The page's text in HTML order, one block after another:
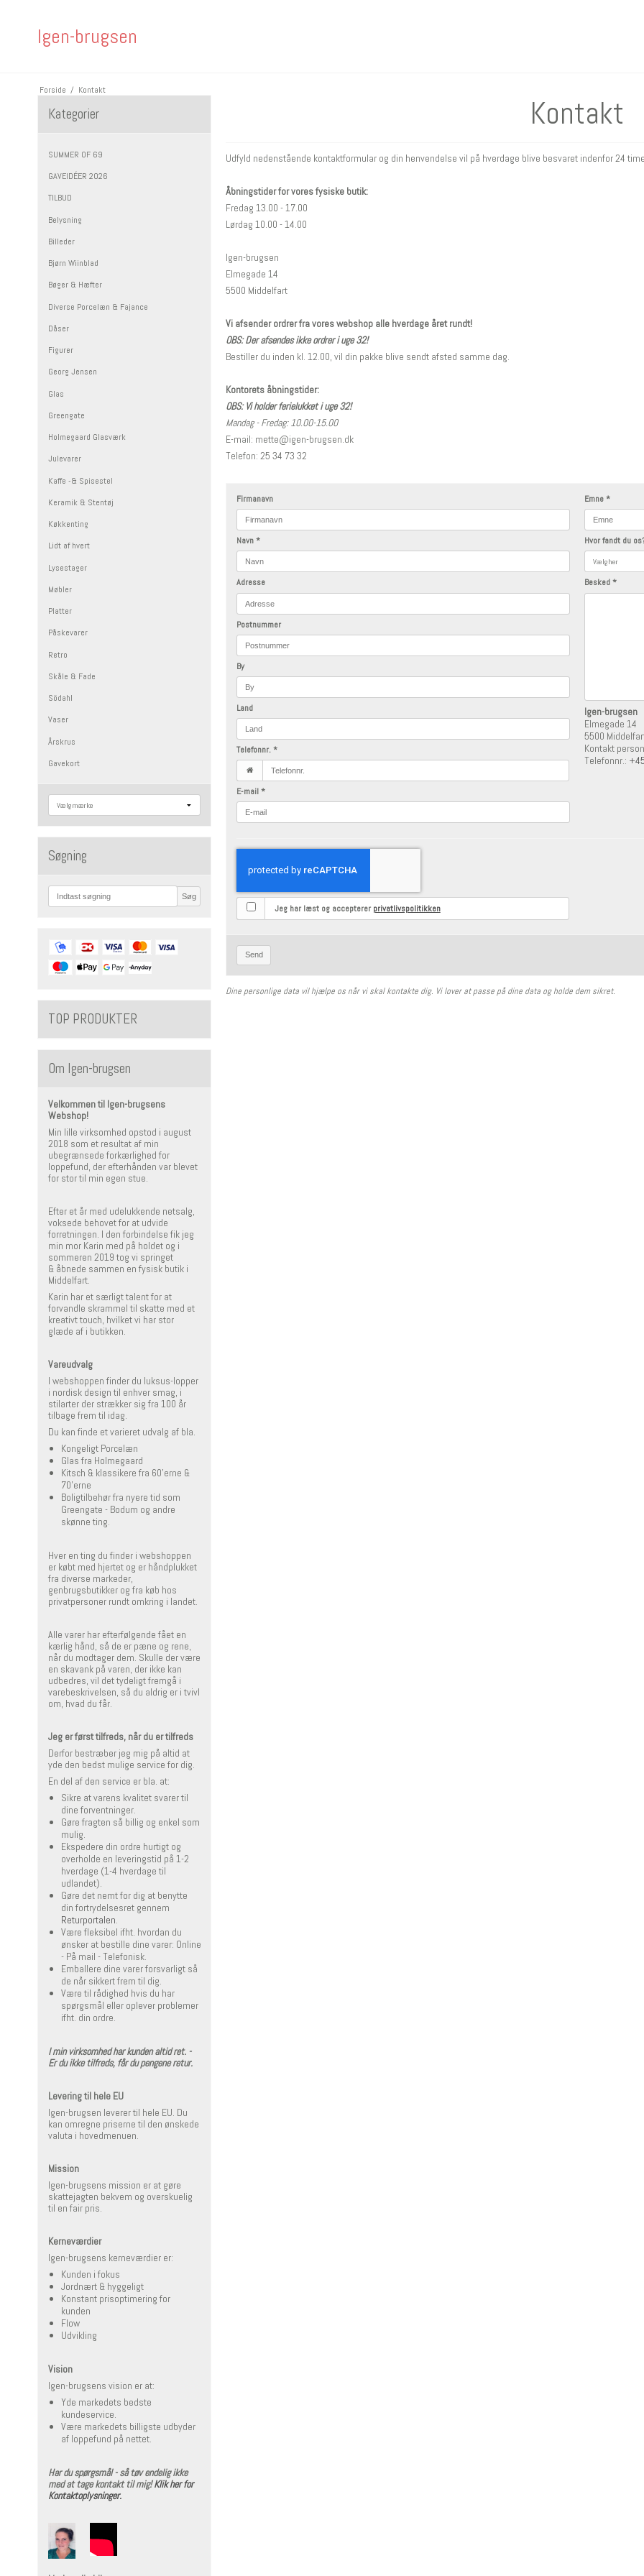
Igen-brugsen
Forside / Kontakt
Kategorier
SUMMER OF 69
GAVEIDÉER 2026
TILBUD
Belysning
Billeder
Bjørn Wiinblad
Bøger & Hæfter
Diverse Porcelæn & Fajance
Dåser
Figurer
Georg Jensen
Glas
Greengate
Holmegaard Glasværk
Julevarer
Kaffe -& Spisestel
Keramik & Stentøj
Køkkenting
Lidt af hvert
Lysestager
Møbler
Platter
Påskevarer
Retro
Skåle & Fade
Södahl
Vaser
Årskrus
Gavekort
Søgning
Søg
TOP PRODUKTER
Om Igen-brugsen
Velkommen til Igen-brugsens
Webshop!
Min lille virksomhed opstod i august
2018 som et resultat af min
ubegrænsede forkærlighed for
loppefund, der efterhånden var blevet
for stor til min egen stue.
Efter et år med udelukkende netsalg,
voksede behovet for at udvide
forretningen. I den forbindelse fik jeg
min mor Karin med på holdet og i
sommeren 2019 tog vi springet
& åbnede sammen en fysisk butik i
Middelfart.
Karin har et særligt talent for at
forvandle skrammel til skatte med et
kreativt touch, hvilket vi har stor
glæde af i butikken.
Vareudvalg
I webshoppen finder du luksus-lopper
i nordisk design til enhver smag, i
stilarter der strækker sig fra 100 år
tilbage frem til idag.
Du kan finde et varieret udvalg af bla.
Kongeligt Porcelæn
Glas fra Holmegaard
Kitsch & klassikere fra 60'erne &
70'erne
Boligtilbehør fra nyere tid som
Greengate - Bodum og andre
skønne ting.
Hver en ting du finder i webshoppen
er købt med hjertet og er håndplukket
fra diverse markeder,
genbrugsbutikker og fra køb hos
privatpersoner rundt omkring i landet.
Alle varer har efterfølgende fået en
kærlig hånd, så de er pæne og rene,
når du modtager dem. Skulle der være
en skavank på varen, der ikke kan
udbedres, vil det tydeligt fremgå i
varebeskrivelsen, så du aldrig er i tvivl
om, hvad du får.
Jeg er først tilfreds, når du er tilfreds
Derfor bestræber jeg mig på altid at
yde den bedst mulige service for dig.
En del af den service er bla. at:
Sikre at varens kvalitet svarer til
dine forventninger.
Gøre fragten så billig og enkel som
mulig.
Ekspedere din ordre hurtigt og
overholde en leveringstid på 1-2
hverdage (1-4 hverdage til
udlandet).
Gøre det nemt for dig at benytte
din fortrydelsesret gennem
Returportalen.
Være fleksibel ifht. hvordan du
ønsker at bestille dine varer: Online
- På mail - Telefonisk.
Emballere dine varer forsvarligt så
de når sikkert frem til dig.
Være til rådighed hvis du har
spørgsmål eller oplever problemer
ifht. din ordre.
I min virksomhed har kunden altid ret. -
Er du ikke tilfreds, får du pengene retur.
Levering til hele EU
Igen-brugsen leverer til hele EU. Du
kan omregne priserne til den ønskede
valuta i hovedmenuen.
Mission
Igen-brugsens mission er at gøre
skattejagten bekvem og overskuelig
til en fair pris.
Kerneværdier
Igen-brugsens kerneværdier er:
Kunden i fokus
Jordnært & hyggeligt
Konstant prisoptimering for
kunden
Flow
Udvikling
Vision
Igen-brugsens vision er at:
Yde markedets bedste
kundeservice.
Være markedets billigste udbyder
af loppefund på nettet.
Har du spørgsmål - så tøv endelig ikke
med at tage kontakt til mig!Klik her for
Kontaktoplysninger.
Kontakt
Udfyld nedenstående kontaktformular og din henvendelse vil på hverdage blive besvaret indenfor 24
Åbningstider for vores fysiske butik:
Fredag 13.00 - 17.00
Lørdag 10.00 - 14.00
Igen-brugsen
Elmegade 14
5500 Middelfart
Vi afsender ordrer fra vores webshop alle hverdage året rundt!
OBS: Der afsendes ikke ordrer i uge 32!
Bestiller du inden kl. 12.00, vil din pakke blive sendt afsted samme dag.
Kontorets åbningstider:
OBS: Vi holder ferielukket i uge 32!
Mandag - Fredag: 10.00-15.00
E-mail: mette@igen-brugsen.dk
Telefon: 25 34 73 32
Firmanavn
Navn*
Adresse
Postnummer
By
Land
Telefonnr.*
E-mail*
Emne*
Hvor fandt du
Besked*
Igen-brugsen
Elmegade 14
5500
Kontakt
Telefonnr.:
Jeg har læst og accepterer privatlivspolitikken
Send
Dine personlige data vil hjælpe os når vi skal kontakte dig. Vi lover at passe på dine data og holde dem sikret.